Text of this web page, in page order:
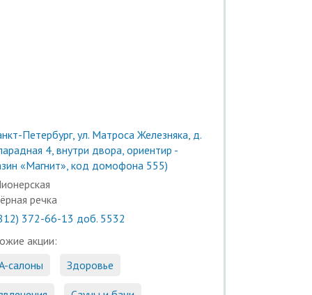
Петербург, ул. Матроса Железняка, д.
4, внутри двора, ориентир -
«Магнит», код домофона 555)
речка
372-66-13 доб. 5532
акции:
салоны
Здоровье